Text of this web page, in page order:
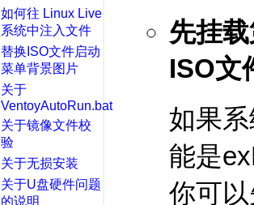
如何往 Linux Live
系统中注入文件
替换ISO文件启动
菜单背景图片
关于
VentoyAutoRun.bat
关于镜像文件校
验
关于无损安装
关于U盘硬件问题
的说明
先挂
ISO文
如果
能是
你可